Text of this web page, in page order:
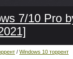
7/10 Pro
/ Windows 10 торрент